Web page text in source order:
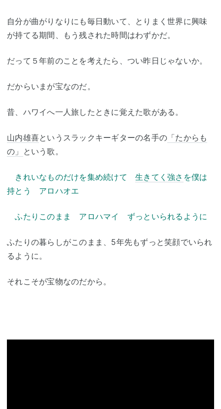
自分が曲がりなりにも毎日動いて、とりまく世界に興味
が持てる期間、もう残された時間はわずかだ。
だって５年前のことを考えたら、つい昨日じゃないか。
だからいまが宝なのだ。
昔、ハワイへ一人旅したときに覚えた歌がある。
山内雄喜というスラックキーギターの名手の 「たからも
の」 という歌。
きれいなものだけを集め続けて 生きてく強さ を僕は
持とう アロハオエ
ふたりこのまま アロハマイ ずっといられるように
ふたりの暮らしがこのまま、5年先もずっと笑顔でいられ
るように。
それこそが宝物なのだから。